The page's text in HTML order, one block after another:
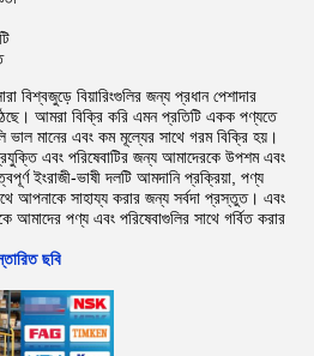
বিশ্বজুড়ে বিয়ারিংগুলির জন্য প্রধান পেশাদার
আমরা বিক্রি করি এমন প্রতিটি একক পণ্যতে
ভাল মানের এবং কম মূল্যের সাথে গরম বিক্রি হয়।
এবং পরিষেবাটির জন্য আমাদেরকে উপশম এবং
ইংরাজী-ভাষী দলটি আমদানি প্রক্রিয়া, পণ্য
আপনাকে সাহায্য করার জন্য সর্বদা প্রস্তুত। এবং
আমাদের পণ্য এবং পরিষেবাগুলির সাথে গর্বিত করার
ছবি